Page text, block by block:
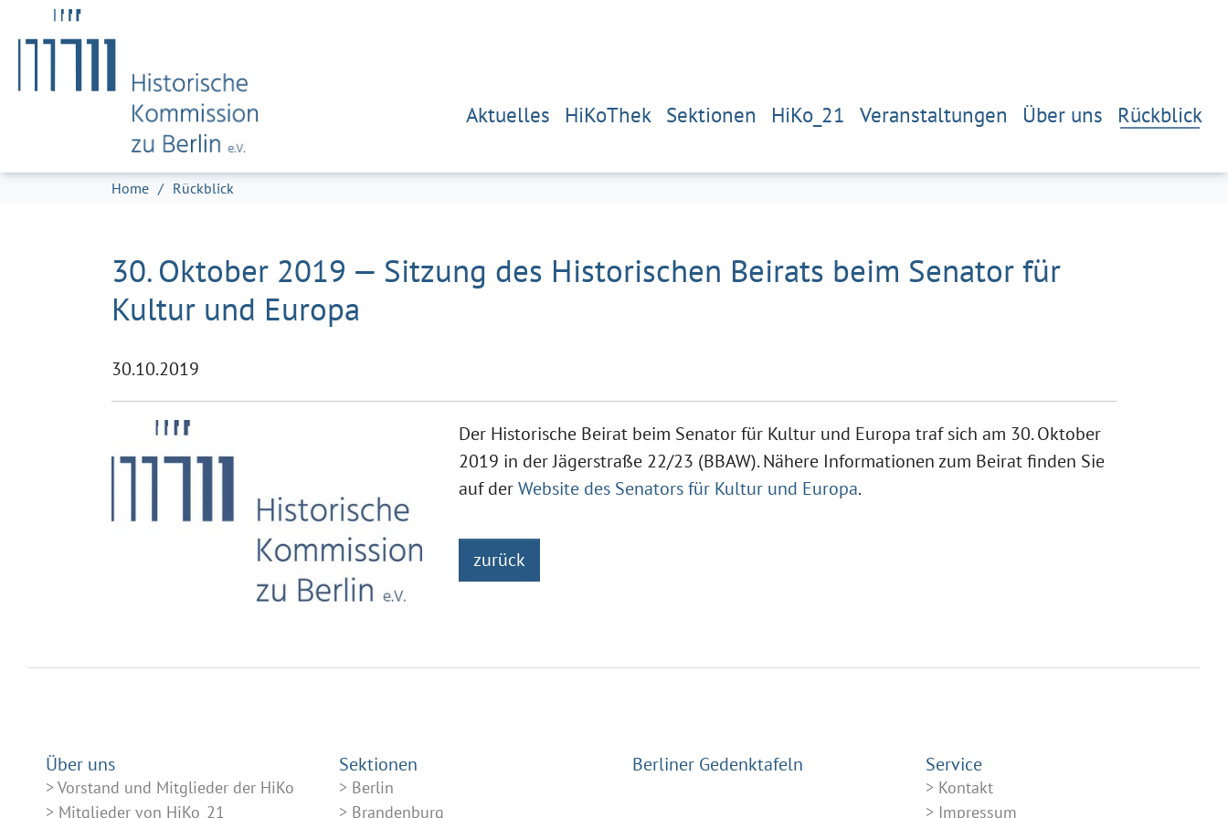
Zum Hauptinhalt springen
Skip to page footer
Aktuelles HiKoThek Sektionen HiKo_21 Veranstaltungen Über uns Rückblick
Sie sind hier:
Home Rückblick
30. Oktober 2019 — Sitzung des Historischen Beirats beim Senator für
Kultur und Europa
30.10.2019
Der Historische Beirat beim Senator für Kultur und Europa traf sich am 30. Oktober
2019 in der Jägerstraße 22/23 (BBAW). Nähere Informationen zum Beirat finden Sie
auf derWebsite des Senators für Kultur und Europa.
zurück
Über uns
Vorstand und Mitglieder der HiKo
Mitglieder von HiKo_21
Sektionen
Berlin
Brandenburg
Berliner Gedenktafeln Service
Kontakt
Impressum